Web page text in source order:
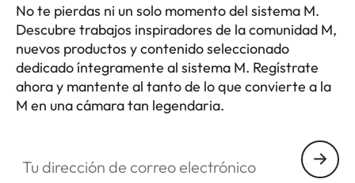
No te pierdas ni un solo momento del sistema M.
Descubre trabajos inspiradores de la comunidad M,
nuevos productos y contenido seleccionado
dedicado íntegramente al sistema M. Regístrate
ahora y mantente al tanto de lo que convierte a la
M en una cámara tan legendaria.